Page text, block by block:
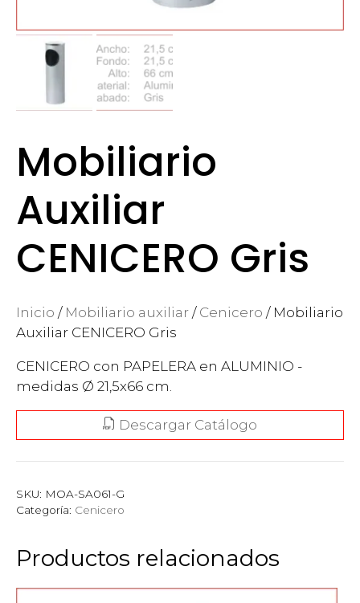
Mobiliario
Auxiliar
CENICERO Gris
Inicio / Mobiliario auxiliar / Cenicero / Mobiliario
Auxiliar CENICERO Gris
CENICERO con PAPELERA en ALUMINIO -
medidas Ø 21,5x66 cm.
Descargar Catálogo
SKU: MOA-SA061-G
Categoría: Cenicero
Productos relacionados